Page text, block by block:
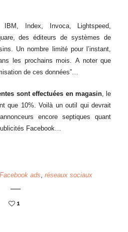
IBM, Index, Invoca, Lightspeed,
des éditeurs de systèmes de
Un nombre limité pour l’instant,
les prochains mois. A noter que
de ces données”…
sont effectuées en magasin, le
que 10%. Voilà un outil qui devrait
encore septiques quant
Facebook…
Facebook ads,réseaux sociaux
1